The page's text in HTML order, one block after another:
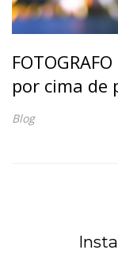
por cima de
Blog